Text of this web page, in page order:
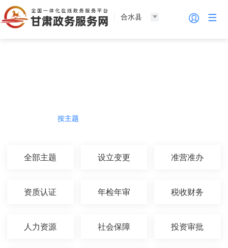
合水县
按主题
全部主题 设立变更 准营准办
资质认证 年检年审 税收财务
人力资源 社会保障 投资审批